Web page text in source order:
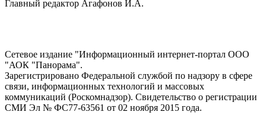
Главный редактор Агафонов И.А.
Сетевое издание "Информационный интернет-портал ООО
"АОК "Панорама".
Зарегистрировано Федеральной службой по надзору в сфере
связи, информационных технологий и массовых
коммуникаций (Роскомнадзор). Cвидетельство о регистрации
СМИ Эл № ФС77-63561 от 02 ноября 2015 года.